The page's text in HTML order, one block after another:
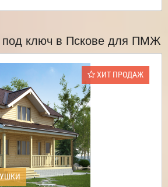
ключ в Пскове для ПМЖ
ХИТ ПРОДАЖ